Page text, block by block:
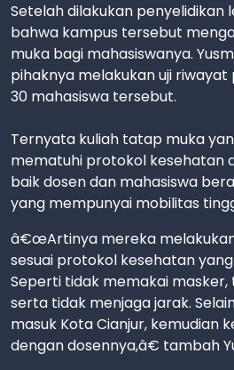
Setelah dilakukan penyelidikan
bahwa kampus tersebut
muka bagi mahasiswanya.
pihaknya melakukan uji
30 mahasiswa tersebut.
Ternyata kuliah tatap muka
mematuhi protokol kesehatan
baik dosen dan mahasiswa
yang mempunyai mobilitas
â€œArtinya mereka
sesuai protokol kesehatan
Seperti tidak memakai
serta tidak menjaga jarak.
masuk Kota Cianjur, kemudian
dengan dosennya,â€ tambah